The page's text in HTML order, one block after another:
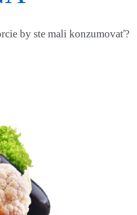
by ste mali konzumovať?